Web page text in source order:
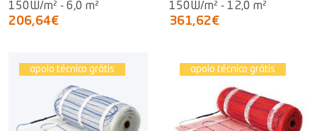
150W/m² - 6,0 m²
206,64€
150W/m² - 12,0 m²
361,62€
apoio técnico grátis apoio técnico grátis